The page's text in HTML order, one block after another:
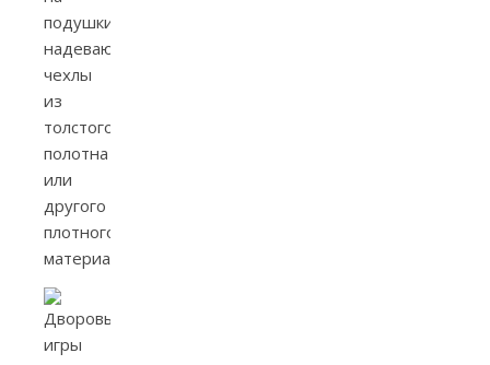
подушки
надевают
чехлы
из
толстого
полотна
или
другого
плотного
материала.